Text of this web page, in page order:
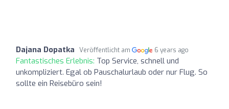
Dajana Dopatka Veröffentlicht am 6 years ago
Fantastisches Erlebnis: Top Service, schnell und
unkompliziert. Egal ob Pauschalurlaub oder nur Flug. So
sollte ein Reisebüro sein!